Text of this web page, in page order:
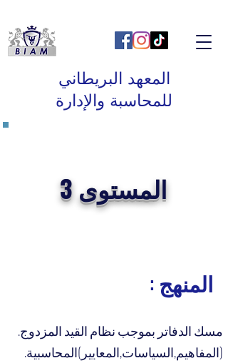
المعهد البريطاني
للمحاسبة والإدارة
المستوى 3
مسك الدفاتر بموجب نظام القيد المزدوج.
(المفاهيم,السياسات,المعايير)المحاسبية.